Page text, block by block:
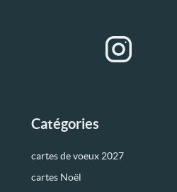
Catégories
cartes de voeux 2027
cartes Noël